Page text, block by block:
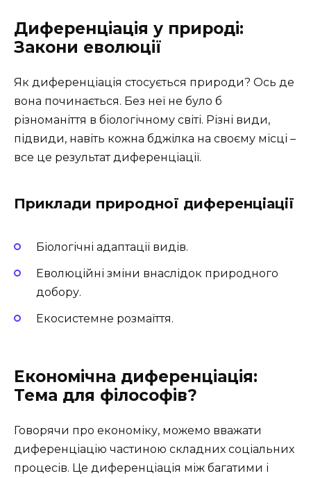
Диференціація у природі:
Закони еволюції
Як диференціація стосується природи? Ось де
вона починається. Без неї не було б
різноманіття в біологічному світі. Різні види,
підвиди, навіть кожна бджілка на своєму місці –
все це результат диференціації.
Приклади природної диференціації
Біологічні адаптації видів.
Еволюційні зміни внаслідок природного
добору.
Екосистемне розмаїття.
Економічна диференціація:
Тема для філософів?
Говорячи про економіку, можемо вважати
диференціацію частиною складних соціальних
процесів. Це диференціація між багатими і